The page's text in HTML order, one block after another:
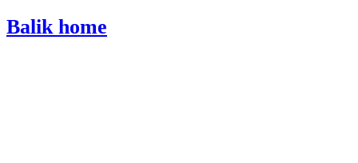
Balik home